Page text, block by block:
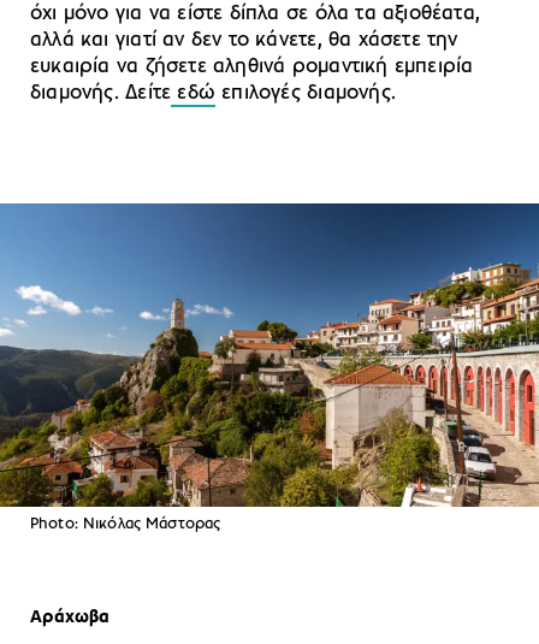
όχι μόνο για να είστε δίπλα σε όλα τα αξιοθέατα,
αλλά και γιατί αν δεν το κάνετε, θα χάσετε την
ευκαιρία να ζήσετε αληθινά ρομαντική εμπειρία
διαμονής. Δείτε εδώ επιλογές διαμονής.
Photo: Νικόλας Μάστορας
Αράχωβα